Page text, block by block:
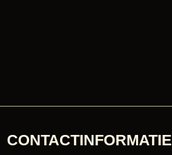
CONTACTINFORMATIE